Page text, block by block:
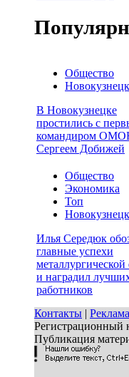
Общество
Новокузнецк
В Новокузнецке
простились с
командиром
Сергеем Добижей
Общество
Экономика
Топ
Новокузнецк
Илья Середюк
главные успехи
металлургической
и наградил
работников
Контакты |
Публикация